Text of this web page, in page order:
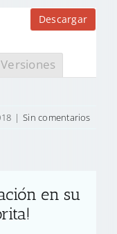
Descargar
Versiones
| Sin comentarios
en su